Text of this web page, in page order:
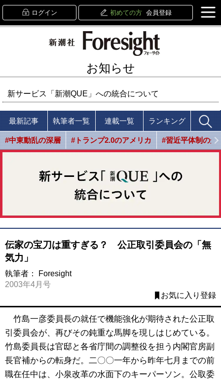
ログイン 初めての方 会員登録
お知らせ
新サービス「新潮QUE」への統合について
最新記事 執筆者一覧 連載一覧 ランキング
#中東動乱の深層 #トランプ2.0のアメリカ #習近平体制の光
伝家の宝刀は重すぎる？ 公正取引委員会の「無
気力」
執筆者：
Foresight
2003年4月号
お気に入り登録
竹島一彦委員長の就任で機能強化が期待された公正取
引委員会が、再びその鈍重な馬脚を現しはじめている。
竹島委員長は官邸と各省庁間の調整役を担う内閣官房副
長官補からの転身だ。二〇〇一年から昨年七月までの前
職在任中は、小泉改革の水面下のキーパーソン。公取委